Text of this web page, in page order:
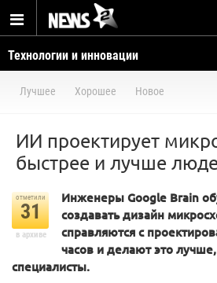
Технологии и инновации
Лучшее Хорошее Новое
ИИ проектирует
быстрее и лучше
отметили
31
в архиве
Инженеры Google Brain
создавать дизайн
справляются с
часов и делают это
специалисты.